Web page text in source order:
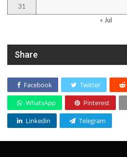
31
« Jul
Share
Facebook Twitter
WhatsApp Pinterest
Linkedin Telegram